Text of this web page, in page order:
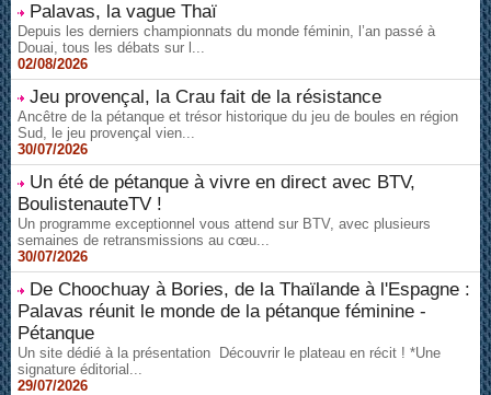
Palavas, la vague Thaï
Depuis les derniers championnats du monde féminin, l’an passé à
Douai, tous les débats sur l...
02/08/2026
Jeu provençal, la Crau fait de la résistance
Ancêtre de la pétanque et trésor historique du jeu de boules en région
Sud, le jeu provençal vien...
30/07/2026
Un été de pétanque à vivre en direct avec BTV,
BoulistenauteTV !
Un programme exceptionnel vous attend sur BTV, avec plusieurs
semaines de retransmissions au cœu...
30/07/2026
De Choochuay à Bories, de la Thaïlande à l'Espagne :
Palavas réunit le monde de la pétanque féminine -
Pétanque
Un site dédié à la présentation Découvrir le plateau en récit ! *Une
signature éditorial...
29/07/2026